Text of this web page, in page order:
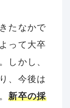
たなかで
って大卒
しかし、
、今後は
新卒の採